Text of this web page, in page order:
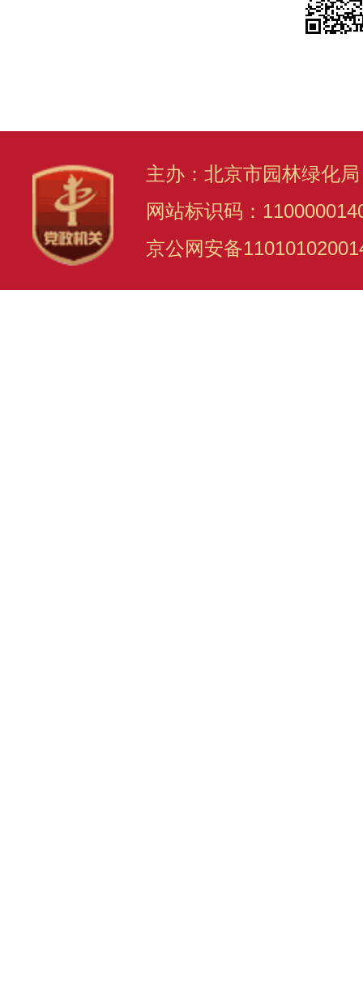
主办：北京市园林绿化
网站标识码：
京公网安备